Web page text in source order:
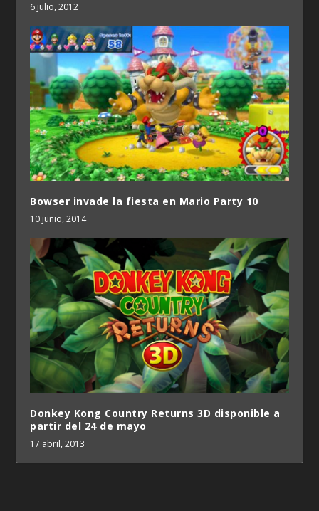
6 julio, 2012
Bowser invade la fiesta en Mario Party 10
10 junio, 2014
Donkey Kong Country Returns 3D disponible a
partir del 24 de mayo
17 abril, 2013